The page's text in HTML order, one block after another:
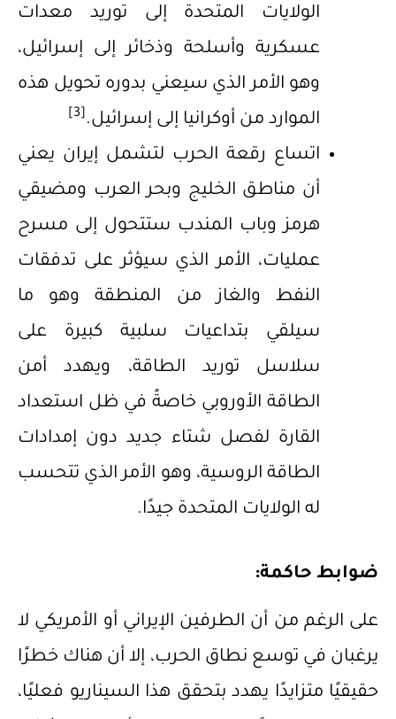
الولايات المتحدة إلى توريد معدات
عسكرية وأسلحة وذخائر إلى إسرائيل،
وهو الأمر الذي سيعني بدوره تحويل هذه
الموارد من أوكرانيا إلى إسرائيل. [3]
اتساع رقعة الحرب لتشمل إيران يعني
أن مناطق الخليج وبحر العرب ومضيقي
هرمز وباب المندب ستتحول إلى مسرح
عمليات، الأمر الذي سيؤثر على تدفقات
النفط والغاز من المنطقة وهو ما
سيلقي بتداعيات سلبية كبيرة على
سلاسل توريد الطاقة، ويهدد أمن
الطاقة الأوروبي خاصةً في ظل استعداد
القارة لفصل شتاء جديد دون إمدادات
الطاقة الروسية، وهو الأمر الذي تتحسب
له الولايات المتحدة جيدًا.
ضوابط حاكمة:
على الرغم من أن الطرفين الإيراني أو الأمريكي لا
يرغبان في توسع نطاق الحرب، إلا أن هناك خطرًا
حقيقيًا متزايدًا يهدد بتحقق هذا السيناريو فعليًا،